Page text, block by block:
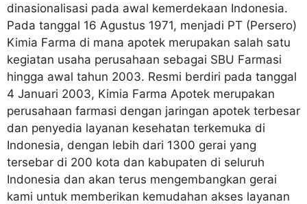
dinasionalisasi pada awal kemerdekaan Indonesia.
Pada tanggal 16 Agustus 1971, menjadi PT (Persero)
Kimia Farma di mana apotek merupakan salah satu
kegiatan usaha perusahaan sebagai SBU Farmasi
hingga awal tahun 2003. Resmi berdiri pada tanggal
4 Januari 2003, Kimia Farma Apotek merupakan
perusahaan farmasi dengan jaringan apotek terbesar
dan penyedia layanan kesehatan terkemuka di
Indonesia, dengan lebih dari 1300 gerai yang
tersebar di 200 kota dan kabupaten di seluruh
Indonesia dan akan terus mengembangkan gerai
kami untuk memberikan kemudahan akses layanan